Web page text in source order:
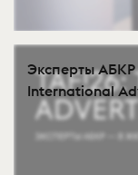
Эксперты
International